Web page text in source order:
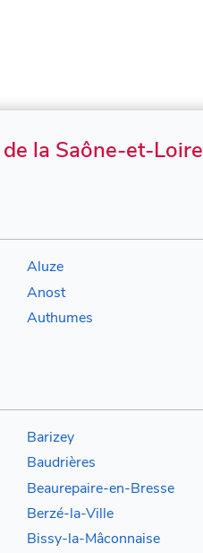
la Saône-et-Loire
Aluze
Anost
Authumes
Barizey
Baudrières
Beaurepaire-en-Bresse
Berzé-la-Ville
Bissy-la-Mâconnaise